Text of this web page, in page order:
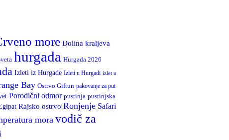
more Dolina kraljeva
hurgada Hurgada 2026
Izleti iz Hurgade Izleti u Hurgadi izlet u
Bay Ostrvo Giftun pakovanje za put
Porodični odmor pustinja pustinjska
Rajsko ostrvo Ronjenje Safari
mora vodič za